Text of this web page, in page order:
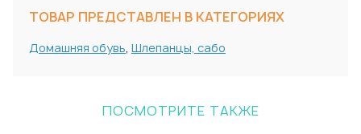
ТОВАР ПРЕДСТАВЛЕН В КАТЕГОРИЯХ
Домашняя обувь, Шлепанцы, сабо
ПОСМОТРИТЕ ТАКЖЕ